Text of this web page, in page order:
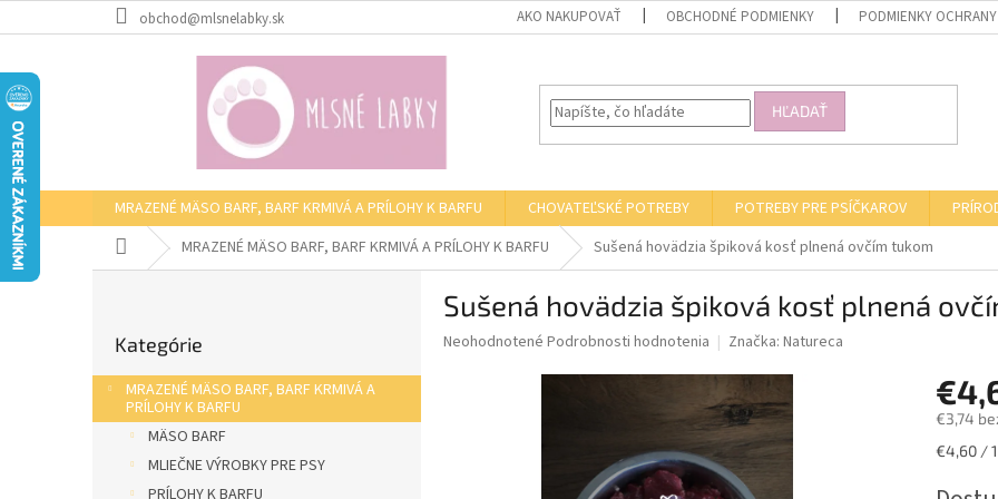
na
obchod@mlsnelabky.sk AKO NAKUPOVAŤ OBCHODNÉ PODMIENKY PODMIENKY OCHRANY
HĽADAŤ
MRAZENÉ MÄSO BARF, BARF KRMIVÁ A PRÍLOHY K BARFU CHOVATEĽSKÉ POTREBY POTREBY PRE PSÍČKAROV
DomovMRAZENÉ MÄSO BARF, BARF KRMIVÁ A PRÍLOHY K BARFU Sušená hovädzia špiková kosť plnená ovčím tukom
ý
a
kategórie
Kategórie
MRAZENÉ MÄSO BARF, BARF KRMIVÁ A
PRÍLOHY K BARFU
MÄSO BARF
MLIEČNE VÝROBKY PRE PSY
PRÍLOHY K BARFU
Sušená hovädzia špiková kosť plnená
Priemerné
Neohodnotené Podrobnosti hodnotenia Značka: Natureca
€3,74
€4,60 /